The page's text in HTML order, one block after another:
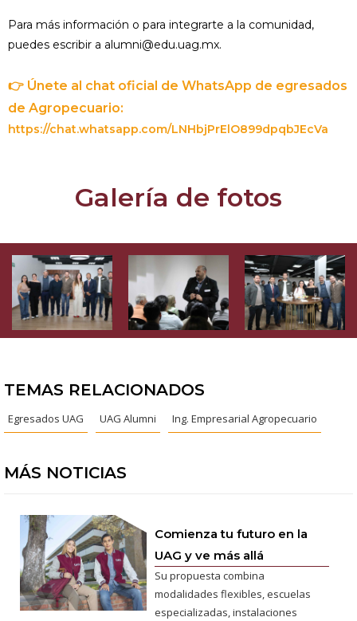
Para más información o para integrarte a la comunidad,
puedes escribir a alumni@edu.uag.mx.
👉 Únete al chat oficial de WhatsApp de egresados
de Agropecuario:
https://chat.whatsapp.com/LNHbjPrElO899dpqbJEcVa
Galería de fotos
TEMAS RELACIONADOS
Egresados UAG UAG Alumni Ing. Empresarial Agropecuario
MÁS NOTICIAS
Comienza tu futuro en la
UAG y ve más allá
Su propuesta combina
modalidades flexibles, escuelas
especializadas, instalaciones